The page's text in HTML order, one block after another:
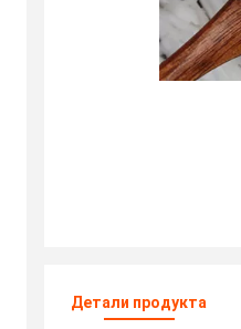
Детали продукта